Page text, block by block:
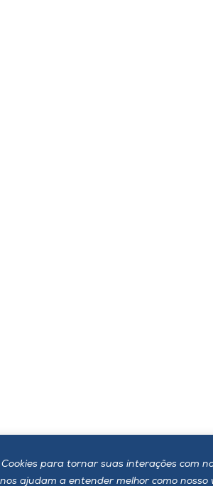
para tornar suas interações com
ajudam a entender melhor como nosso